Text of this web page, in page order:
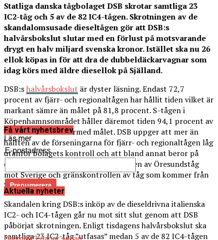
Statliga danska tågbolaget DSB skrotar samtliga 23
IC2-tåg och 5 av de 82 IC4-tågen. Skrotningen av de
skandalomsusade dieseltågen gör att DSB:s
halvårsbokslut slutar med en förlust på motsvarande
drygt en halv miljard svenska kronor. Istället ska nu 26
ellok köpas in för att dra de dubbeldäckarvagnar som
idag körs med äldre diesellok på Själland.
DSB:shalvårsbokslut är dyster läsning. Endast 72,7
procent av fjärr- och regionaltågen har hållit tiden vilket är
markant sämre än målet på 81,8 procent. S-tågen i
Köpenhamnsområdet håller däremot tiden 94,1 procent av
fallen och nådde därmed målet. DSB uppger att mer än
hälften av de förseningarna för fjärr- och regionaltågen låg
utanför bolagets kontroll och att bland annat beror på
omfattande banarbeten, ID-kontrollen av Öresundståg
mot Sverige och gränskontrollen av tåg som kommer från
Tyskland.
Skandalen kring DSB:s inköp av de dieseldrivna italienska
IC2- och IC4-tågen går nu mot sitt slut genom att DSB
påbörjat skrotningen. Enligt tisdagens halvårsbokslut ska
samtliga 23 IC2-tåg ”utfasas” medan 5 av de 82 IC4-tågen
Läs mer
Få vårt nyhetsbrev
E-postadress
Aktuella nyheter